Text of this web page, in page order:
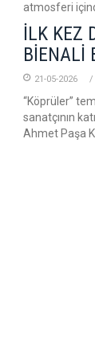
atmosferi
İLK KEZ
BİENALİ
21-05-2026
“Köprüler”
sanatçının
Ahmet Paşa